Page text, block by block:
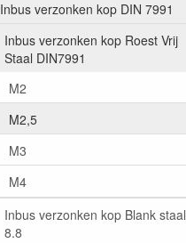
Inbus verzonken kop DIN 7991
Inbus verzonken kop Roest Vrij
Staal DIN7991
M2
M2,5
M3
M4
Inbus verzonken kop Blank staal
8.8